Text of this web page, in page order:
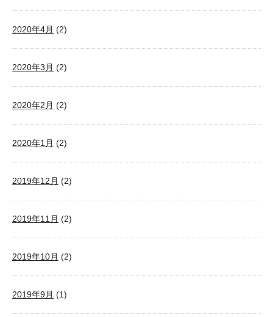
2020年4月 (2)
2020年3月 (2)
2020年2月 (2)
2020年1月 (2)
2019年12月 (2)
2019年11月 (2)
2019年10月 (2)
2019年9月 (1)